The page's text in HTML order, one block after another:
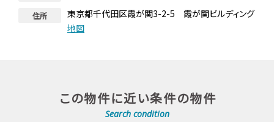
住所
東京都千代田区霞が関3-2-5 霞が関ビルディング
地図
この物件に近い条件の物件
Search condition